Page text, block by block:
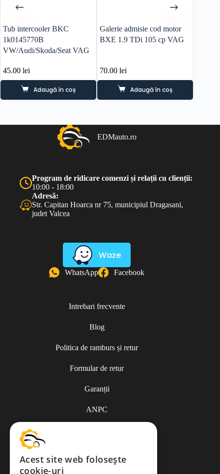
Tub intercooler BKC
1k0145770B
VW/Audi/Skoda/Seat VAG
45.00 lei
Adaugă în coș
Galerie admisie cod motor
BXE 1.9 TDi 105 cp VAG
70.00lei
Adaugă în coș
EDMauto.ro
Program de ridicare comenzi și relații cu clienții:
10:00 - 18:00
Adresă:
Str. Capitan Hoarca nr 75, municipiul Dragasani,
judet Valcea
Waze
WhatsApp Facebook
Intrebari frecvente
Blog
Politica de ramburs și retur
Formular de retur
Garanții
ANPC
Termeni și condiții
Acest site web folosește
cookie-uri